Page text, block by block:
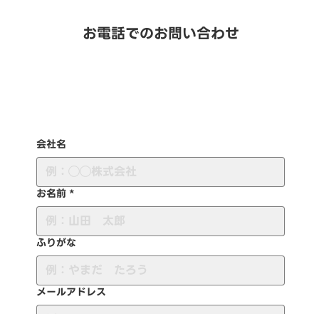
お電話でのお問い合わせ
会社名
お名前*
ふりがな
メールアドレス